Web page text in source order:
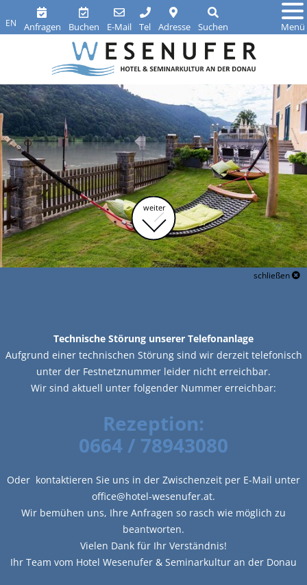
EN Anfragen Buchen E-Mail Tel Adresse Suchen Menü
weiter
schließen
Technische Störung unserer Telefonanlage
Aufgrund einer technischen Störung sind wir derzeit telefonisch
unter der Festnetznummer leider nicht erreichbar.
Wir sind aktuell unter folgender Nummer erreichbar:
Rezeption:
0664 / 78943080
Oder kontaktieren Sie uns in der Zwischenzeit per E-Mail unter
office@hotel-wesenufer.at.
Wir bemühen uns, Ihre Anfragen so rasch wie möglich zu
beantworten.
Vielen Dank für Ihr Verständnis!
Ihr Team vom Hotel Wesenufer & Seminarkultur an der Donau